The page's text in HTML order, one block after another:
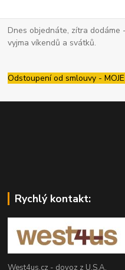
Dnes objednáte, zítra
vyjma víkendů a svátků.
Odstoupení od smlouvy -
Rychlý kontakt:
West4us.cz - dovoz z U.S.A.